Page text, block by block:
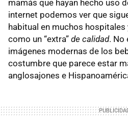
mamás que hayan hecho uso
internet podemos ver que
habitual en muchos
como un “extra” de calidad. No
imágenes modernas de los
costumbre que parece estar
anglosajones e